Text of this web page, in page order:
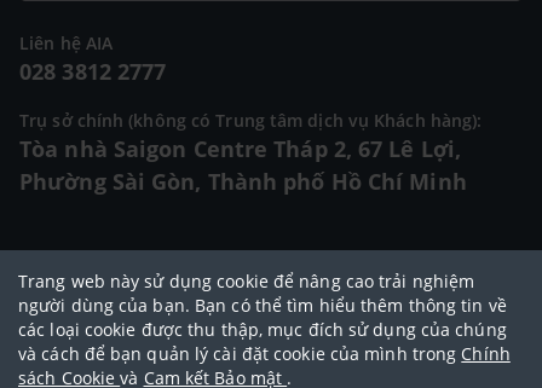
Liên hệ AIA
028 3812 2777
Trụ sở chính (không có Trung tâm dịch vụ Khách hàng):
Tòa nhà Saigon Centre Tháp 2, 67 Lê Lợi,
Phường Sài Gòn, Thành phố Hồ Chí Minh
Đại lý Ngoại hạng AIA|Điều khoản sử dụng |Cam kết bảo mật|Chính
sách bảo vệ dữ liệu cá nhân|Chính sách cookie |Quy tắc đạo đức|
Điều khoản và điều kiện sử dụng dịch vụ thanh toán trực tuyến
Trang web này sử dụng cookie để nâng cao trải nghiệm
người dùng của bạn. Bạn có thể tìm hiểu thêm thông tin về
các loại cookie được thu thập, mục đích sử dụng của chúng
và cách để bạn quản lý cài đặt cookie của mình trong Chính
sách Cookievà Cam kết Bảo mật .